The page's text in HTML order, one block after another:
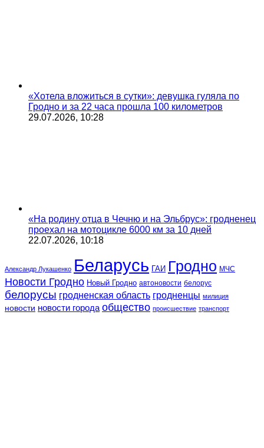
«Хотела вложиться в сутки»: девушка гуляла по
Гродно и за 22 часа прошла 100 километров
29.07.2026, 10:28
«На родину отца в Чечню и на Эльбрус»: гродненец
проехал на мотоцикле 6000 км за 10 дней
22.07.2026, 10:18
Александр Лукашенко Беларусь ГАИ Гродно МЧС
Новости Гродно Новый Гродно автоновости белорус
белорусы гродненская область гродненцы милиция
новости новости города общество происшествие транспорт